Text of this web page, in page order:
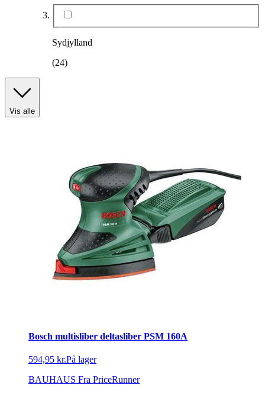
Sydjylland
(24)
Vis alle
Bosch multisliber deltasliber PSM 160A
594,95 kr.På lager
BAUHAUS Fra PriceRunner